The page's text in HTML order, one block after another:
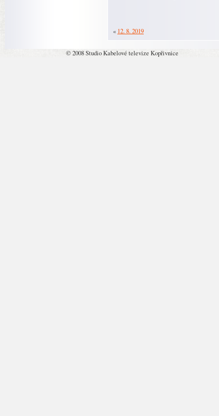
« 12. 8. 2019
© 2008 Studio Kabelové televize Kopřivnice